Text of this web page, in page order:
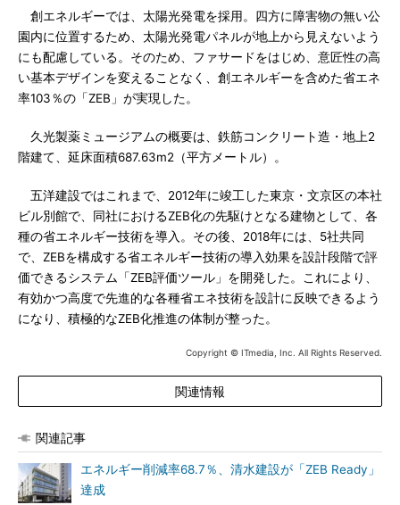
創エネルギーでは、太陽光発電を採用。四方に障害物の無い公
園内に位置するため、太陽光発電パネルが地上から見えないよう
にも配慮している。そのため、ファサードをはじめ、意匠性の高
い基本デザインを変えることなく、創エネルギーを含めた省エネ
率103％の「ZEB」が実現した。
久光製薬ミュージアムの概要は、鉄筋コンクリート造・地上2
階建て、延床面積687.63m2（平方メートル）。
五洋建設ではこれまで、2012年に竣工した東京・文京区の本社
ビル別館で、同社におけるZEB化の先駆けとなる建物として、各
種の省エネルギー技術を導入。その後、2018年には、5社共同
で、ZEBを構成する省エネルギー技術の導入効果を設計段階で評
価できるシステム「ZEB評価ツール」を開発した。これにより、
有効かつ高度で先進的な各種省エネ技術を設計に反映できるよう
になり、積極的なZEB化推進の体制が整った。
Copyright © ITmedia, Inc. All Rights Reserved.
関連情報
関連記事
エネルギー削減率68.7％、清水建設が「ZEB Ready」
達成